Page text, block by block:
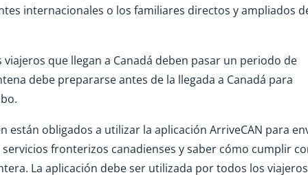
internacionales o los familiares directos y ampliados
que llegan a Canadá deben pasar un periodo de
debe prepararse antes de la llegada a Canadá para
están obligados a utilizar la aplicación ArriveCAN para
fronterizos canadienses y saber cómo cumplir
La aplicación debe ser utilizada por todos los